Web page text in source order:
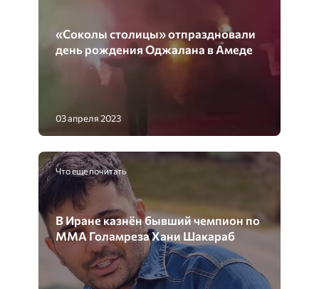
«Соколы столицы» отпраздновали
день рождения Оджалана в Амеде
03 апреля 2023
Что еще почитать
В Иране казнён бывший чемпион по
ММА Голамреза Хани Шакараб